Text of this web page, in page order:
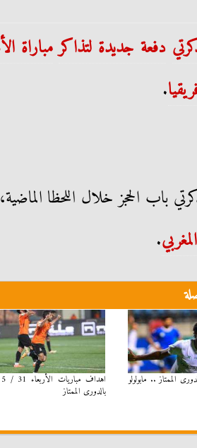
دفعة جديدة لتذاكر مباراة
.
باب الحجز خلال اللحظا
.
الممتاز .. مابولولو
بالدورى الممتاز